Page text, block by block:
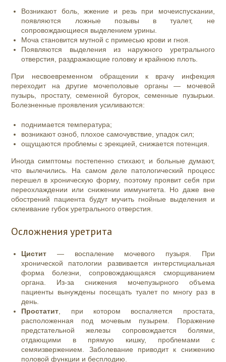
Возникают боль, жжение и резь при мочеиспускании,
появляются ложные позывы в туалет, не
сопровождающиеся выделением урины.
Моча становится мутной с примесью крови и гноя.
Появляются выделения из наружного уретрального
отверстия, раздражающие головку и крайнюю плоть.
При несвоевременном обращении к врачу инфекция
переходит на другие мочеполовые органы — мочевой
пузырь, простату, семенной бугорок, семенные пузырьки.
Болезненные проявления усиливаются:
поднимается температура;
возникают озноб, плохое самочувствие, упадок сил;
ощущаются проблемы с эрекцией, снижается потенция.
Иногда симптомы постепенно стихают, и больные думают,
что вылечились. На самом деле патологический процесс
перешел в хроническую форму, поэтому проявит себя при
переохлаждении или снижении иммунитета. Но даже вне
обострений пациента будут мучить гнойные выделения и
склеивание губок уретрального отверстия.
Осложнения уретрита
Цистит — воспаление мочевого пузыря. При
хронической патологии развивается интерстициальная
форма болезни, сопровождающаяся сморщиванием
органа. Из-за снижения мочепузырного объема
пациенты вынуждены посещать туалет по многу раз в
день.
Простатит , при котором воспаляется простата,
расположенная под мочевым пузырем. Поражение
предстательной железы сопровождается болями,
отдающими в прямую кишку, проблемами с
семяизвержением. Заболевание приводит к снижению
половой функции и бесплодию.